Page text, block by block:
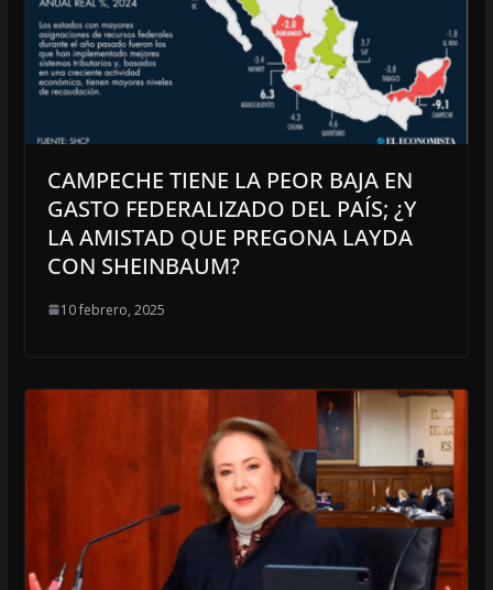
CAMPECHE TIENE LA PEOR BAJA EN
GASTO FEDERALIZADO DEL PAÍS; ¿Y
LA AMISTAD QUE PREGONA LAYDA
CON SHEINBAUM?
10 febrero, 2025